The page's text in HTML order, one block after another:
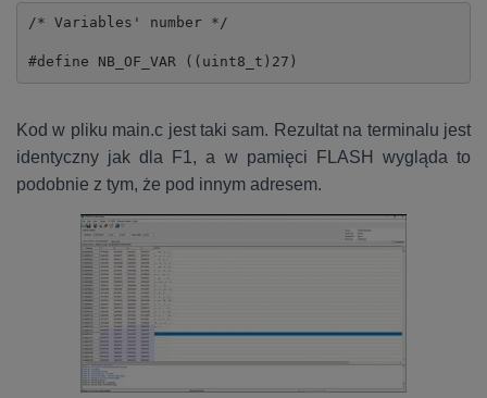
/* Variables' number */
#define NB_OF_VAR ((uint8_t)27)
Kod w pliku main.c jest taki sam. Rezultat na terminalu jest
identyczny jak dla F1, a w pamięci FLASH wygląda to
podobnie z tym, że pod innym adresem.